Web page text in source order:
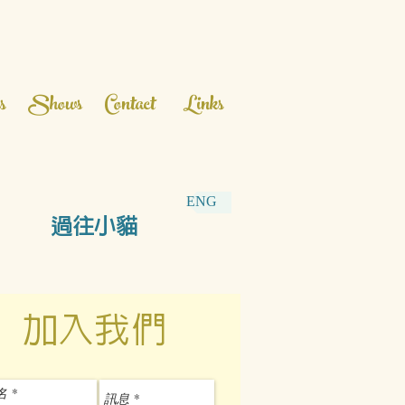
Shows Contact Links
過往小貓
ENG
加入我們